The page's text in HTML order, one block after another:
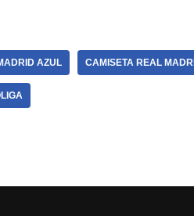
AZUL CAMISETA REAL